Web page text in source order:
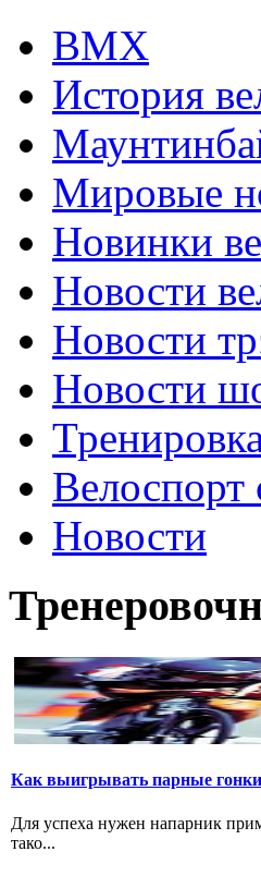
ВМХ
История
Мировые
Новинки
Новости
Новости
Новости
Велоспорт
Новости
Как выигрывать парные гонки
Для успеха нужен напарник
тако...